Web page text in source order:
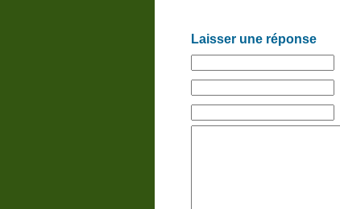
Laisser une réponse